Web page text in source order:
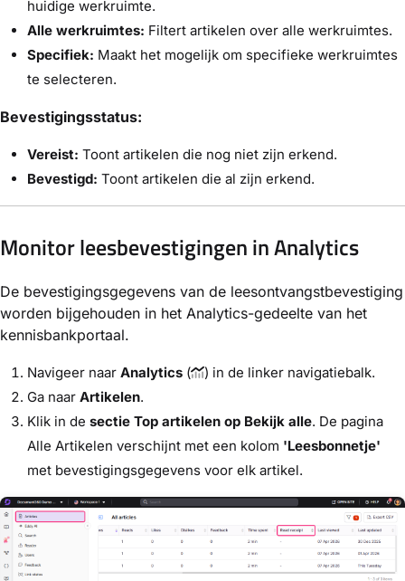
huidige werkruimte.
Alle werkruimtes: Filtert artikelen over alle werkruimtes.
Specifiek: Maakt het mogelijk om specifieke werkruimtes
te selecteren.
Bevestigingsstatus:
Vereist: Toont artikelen die nog niet zijn erkend.
Bevestigd: Toont artikelen die al zijn erkend.
Monitor leesbevestigingen in Analytics
De bevestigingsgegevens van de leesontvangstbevestiging
worden bijgehouden in het Analytics-gedeelte van het
kennisbankportaal.
Navigeer naar Analytics (
) in de linker navigatiebalk.
Ga naar Artikelen.
Klik in de sectie Top artikelen op Bekijk alle. De pagina
Alle Artikelen verschijnt met een kolom 'Leesbonnetje'
met bevestigingsgegevens voor elk artikel.